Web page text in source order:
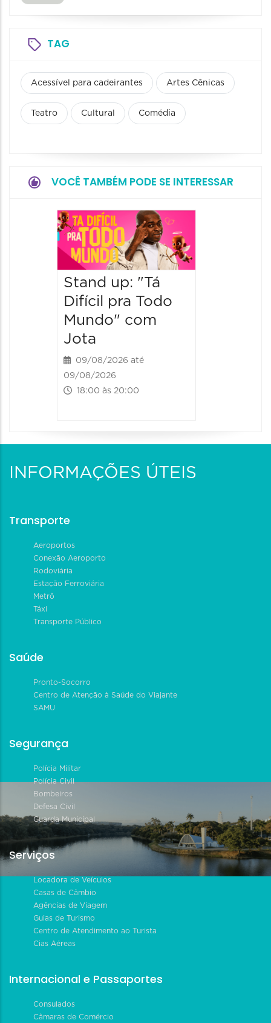
TAG
Acessível para cadeirantes Artes Cênicas
Teatro Cultural Comédia
VOCÊ TAMBÉM PODE SE INTERESSAR
Stand up: "Tá
Difícil pra Todo
Mundo" com
Jota
09/08/2026 até
09/08/2026
18:00 às 20:00
INFORMAÇÕES ÚTEIS
Transporte
Aeroportos
Conexão Aeroporto
Rodoviária
Estação Ferroviária
Metrô
Táxi
Transporte Público
Saúde
Pronto-Socorro
Centro de Atenção à Saúde do Viajante
SAMU
Segurança
Polícia Militar
Polícia Civil
Bombeiros
Defesa Civil
Guarda Municipal
Serviços
Locadora de Veículos
Casas de Câmbio
Agências de Viagem
Guias de Turismo
Centro de Atendimento ao Turista
Cias Aéreas
Internacional e Passaportes
Consulados
Câmaras de Comércio